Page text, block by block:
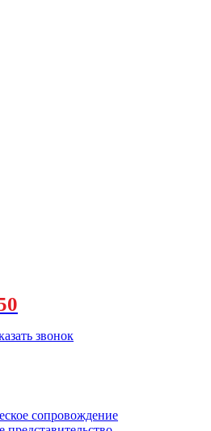
звонок
сопровождение